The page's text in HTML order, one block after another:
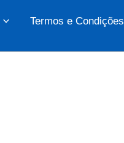
Termos e Condições